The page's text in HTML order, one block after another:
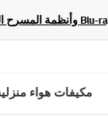
مكيفات هواء